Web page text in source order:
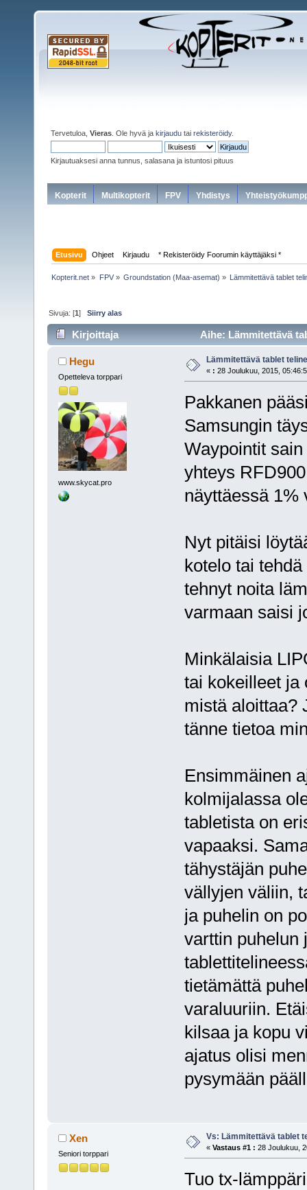
Tervetuloa, Vieras . Ole hyvä ja kirjaudu tai rekisteröidy.
Kirjautuaksesi anna tunnus, salasana ja istuntosi pituus
Kopterit Multikopterit FPV Yhdistys
Etusivu Ohjeet Kirjaudu * Rekisteröidy Foorumin käyttäjäksi *
Kopterit.net » FPV» Groundstation (Maa-asemat) » Lämmitettävä tablet
Sivuja: [1]Siirry alas
Kirjoittaja Aihe: Lämmitettävä
Hegu
Opetteleva torppari
www.skycat.pro
Lämmitettävä tablet
« : 28 Joulukuu, 2015,
Pakkanen
Samsungin
Waypointit
yhteys
näyttäessä 1%
Nyt pitäisi
kotelo tai
tehnyt noita
varmaan saisi
Minkälaisia
tai kokeilleet ja
mistä aloittaa?
tänne tietoa
Ensimmäinen
kolmijalassa
tabletista on
vapaaksi.
tähystäjän
vällyjen väliin,
ja puhelin on
varttin puhelun
tietämättä
varaluuriin.
kilsaa ja kopu
ajatus olisi
pysymään
Xen
Seniori torppari
Vs: Lämmitettävä tablet
« Vastaus #1 : 28 Joulukuu,
Tuo tx-